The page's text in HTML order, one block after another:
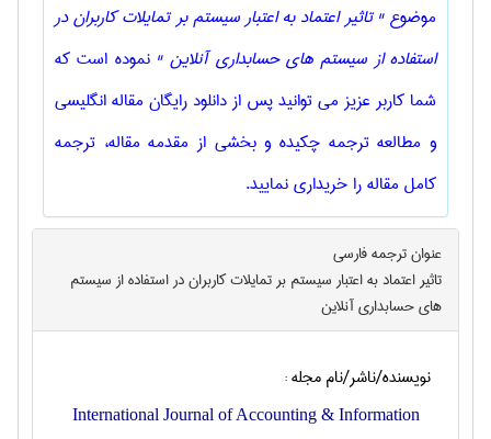
موضوع" تاثیر اعتماد به اعتبار سیستم بر تمایلات کاربران در
استفاده از سیستم های حسابداری آنلاین " نموده است که
شما کاربر عزیز می توانید پس از دانلود رایگان مقاله انگلیسی
و مطالعه ترجمه چکیده و بخشی از مقدمه مقاله، ترجمه
کامل مقاله را خریداری نمایید.
عنوان ترجمه فارسی
تاثیر اعتماد به اعتبار سیستم بر تمایلات کاربران در استفاده از سیستم
های حسابداری آنلاین
نویسنده/ناشر/نام مجله :
International Journal of Accounting & Information